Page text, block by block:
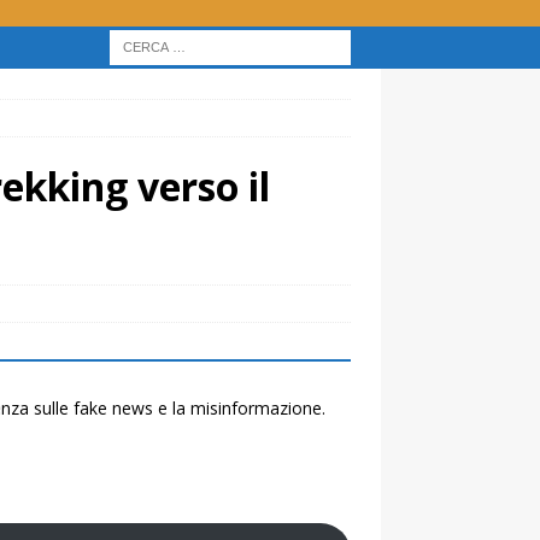
verso il
sulle fake news e la misinformazione.